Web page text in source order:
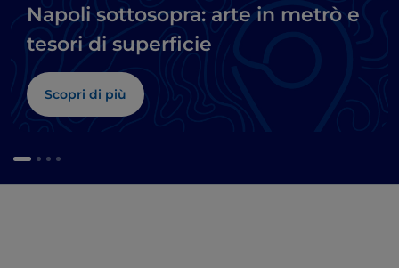
Napoli sottosopra: arte in metrò e
tesori di superficie
Scopri di più